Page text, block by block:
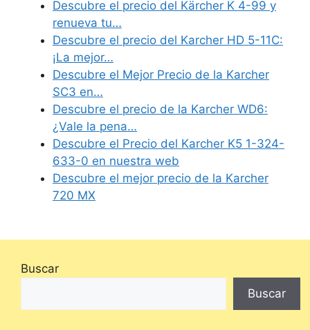
Descubre el precio del Kärcher K 4-99 y
renueva tu…
Descubre el precio del Karcher HD 5-11C:
¡La mejor…
Descubre el Mejor Precio de la Karcher
SC3 en…
Descubre el precio de la Karcher WD6:
¿Vale la pena…
Descubre el Precio del Karcher K5 1-324-
633-0 en nuestra web
Descubre el mejor precio de la Karcher
720 MX
Buscar
Buscar